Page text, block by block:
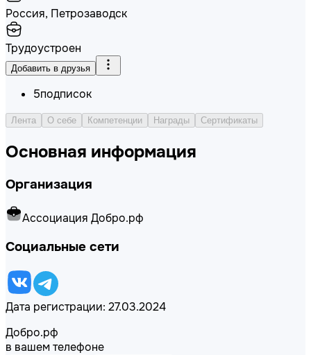
Россия, Петрозаводск
Трудоустроен
Добавить в друзья
5подписок
Лента О себе Компетенции Награды Сертификаты
Основная информация
Организация
Ассоциация Добро.рф
Социальные сети
Дата регистрации: 27.03.2024
Добро.рф
в вашем телефоне